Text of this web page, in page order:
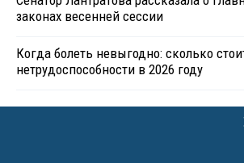
законах весенней сессии
Когда болеть невыгодно: сколько
нетрудоспособности в 2026 году